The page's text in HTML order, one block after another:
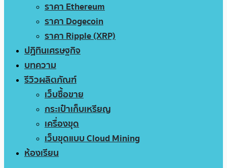
ราคา Ethereum
ราคา Dogecoin
ราคา Ripple (XRP)
ปฏิทินเศรษฐกิจ
บทความ
รีวิวผลิตภัณฑ์
เว็บซื้อขาย
กระเป๋าเก็บเหรียญ
เครื่องขุด
เว็บขุดแบบ Cloud Mining
ห้องเรียน